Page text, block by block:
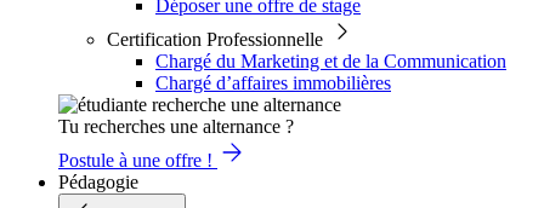
Déposer une offre de stage
Certification Professionnelle
Chargé du Marketing et de la Communication
Chargé d’affaires immobilières
Tu recherches une alternance ?
Postule à une offre !
Pédagogie